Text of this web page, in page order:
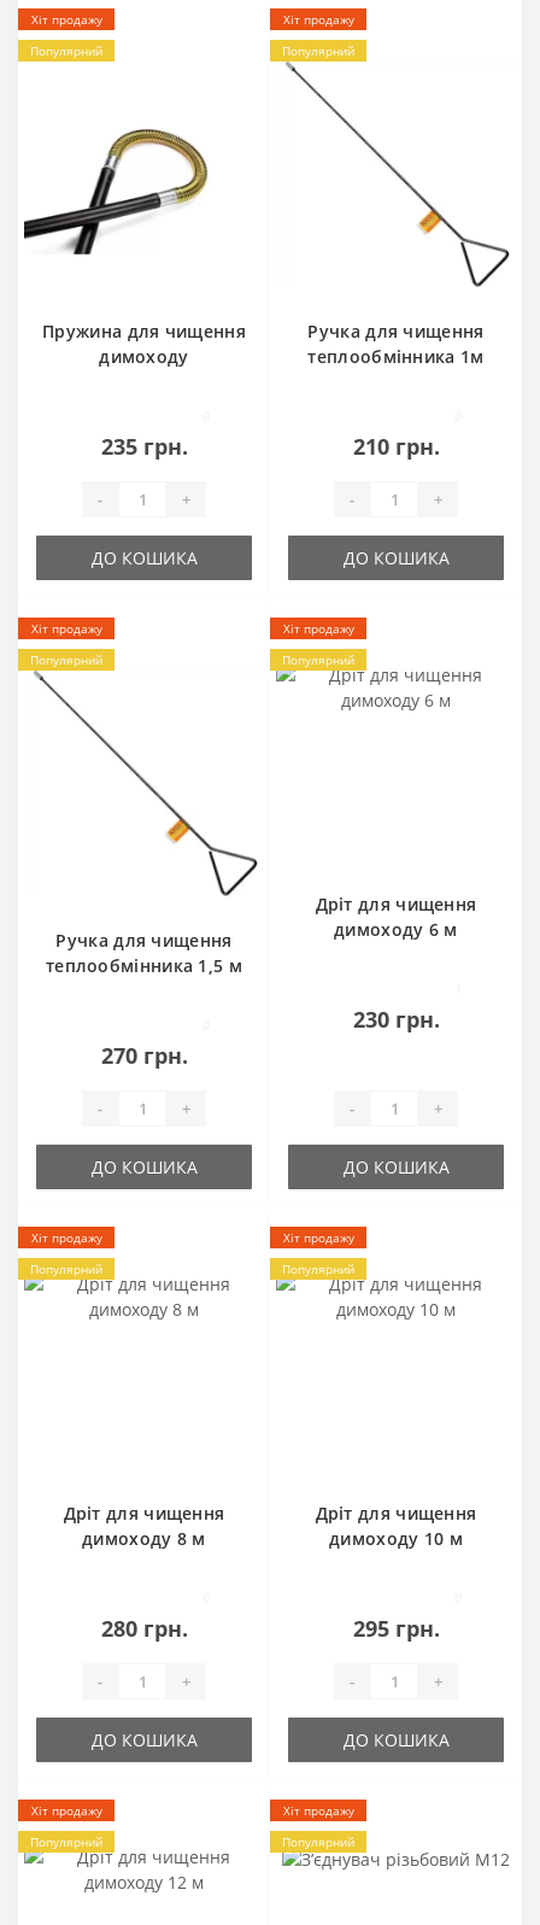
Хіт продажу
Популярний
Пружина для чищення
димоходу
235 грн.
- +
ДО КОШИКА
Хіт продажу
Популярний
Ручка для чищення
теплообмінника 1м
210 грн.
- +
ДО КОШИКА
Хіт продажу
Популярний
Ручка для чищення
теплообмінника 1,5 м
270 грн.
- +
ДО КОШИКА
Хіт продажу
Популярний
Дріт для чищення
димоходу 6 м
230 грн.
- +
ДО КОШИКА
Хіт продажу
Популярний
Дріт для чищення
димоходу 8 м
280 грн.
- +
ДО КОШИКА
Хіт продажу
Популярний
Дріт для чищення
димоходу 10 м
295 грн.
- +
ДО КОШИКА
Хіт продажу
Популярний
Хіт продажу
Популярний